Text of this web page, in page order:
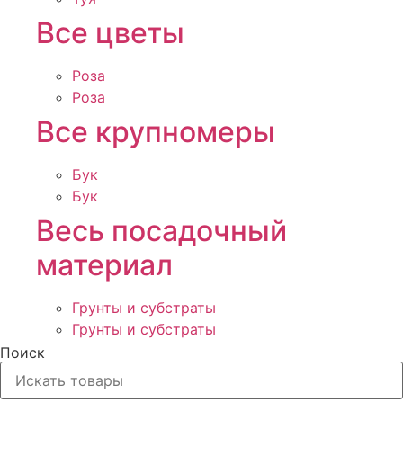
Все цветы
Роза
Роза
Все крупномеры
Бук
Бук
Весь посадочный
материал
Грунты и субстраты
Грунты и субстраты
Поиск